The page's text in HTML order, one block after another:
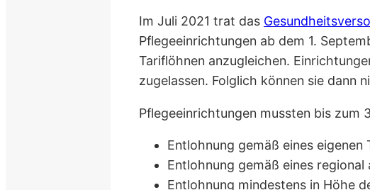
Im Juli 2021 trat das
Pflegeeinrichtungen ab dem 1.
Tariflöhnen anzugleichen.
zugelassen. Folglich können sie dann
Pflegeeinrichtungen mussten bis zum
Entlohnung gemäß eines
Entlohnung gemäß eines
Entlohnung mindestens in Höhe